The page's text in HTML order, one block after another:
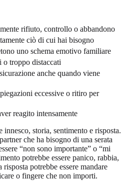
rifiuto, controllo o abbandono
ciò di cui hai bisogno
uno schema emotivo familiare
o troppo distaccati
anche quando viene
eccessive o ritiro per
reagito intensamente
innesco, storia, sentimento e risposta.
che ha bisogno di una serata
“non sono importante” o “mi
potrebbe essere panico, rabbia,
potrebbe essere mandare
o fingere che non importi.